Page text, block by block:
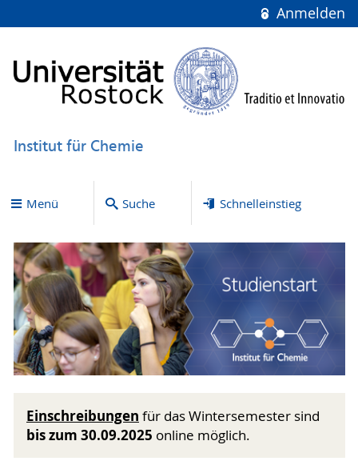
Anmelden
Institut für Chemie
Menü Suche Schnelleinstieg
Einschreibungen für das Wintersemester sind
bis zum 30.09.2025 online möglich.